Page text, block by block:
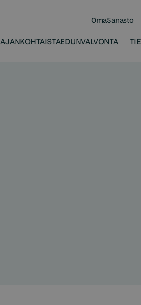
OmaSanasto
AJANKOHTAISTAEDUNVALVONTA